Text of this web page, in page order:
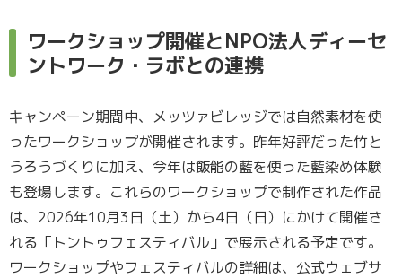
ワークショップ開催とNPO法人ディーセ
ントワーク・ラボとの連携
キャンペーン期間中、メッツァビレッジでは自然素材を使
ったワークショップが開催されます。昨年好評だった竹と
うろうづくりに加え、今年は飯能の藍を使った藍染め体験
も登場します。これらのワークショップで制作された作品
は、2026年10月3日（土）から4日（日）にかけて開催さ
れる「トントゥフェスティバル」で展示される予定です。
ワークショップやフェスティバルの詳細は、公式ウェブサ